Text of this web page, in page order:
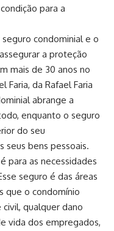
para a
condominial e o
a proteção
mais de 30 anos no
Faria, da Rafael Faria
abrange a
enquanto o seguro
do seu
seus bens pessoais.
para as necessidades
seguro é das áreas
que o condomínio
qualquer dano
vida dos empregados,